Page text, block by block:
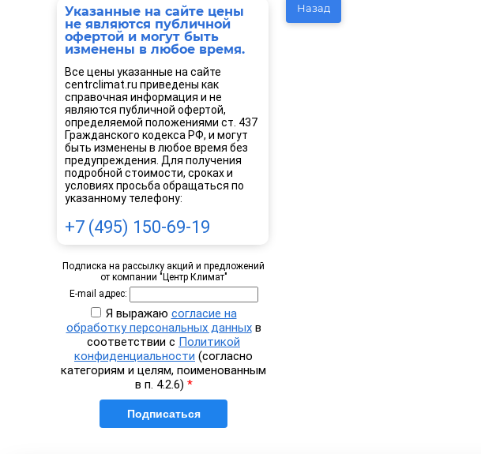
Назад
Указанные на сайте цены
не являются публичной
офертой и могут быть
изменены в любое время.
Все цены указанные на сайте
centrclimat.ru приведены как
справочная информация и не
являются публичной офертой,
определяемой положениями ст. 437
Гражданского кодекса РФ, и могут
быть изменены в любое время без
предупреждения. Для получения
подробной стоимости, сроках и
условиях просьба обращаться по
указанному телефону:
+7 (495) 150-69-19
Подписка на рассылку акций и предложений
от компании "Центр Климат"
E-mail адрес:
Я выражаю согласие на
обработку персональных данныхв
соответствии с Политикой
конфиденциальности (согласно
категориям и целям, поименованным
в п. 4.2.6) *